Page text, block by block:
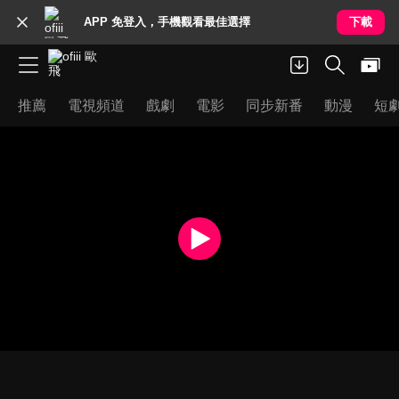
APP 免登入，手機觀看最佳選擇 下載
推薦 電視頻道 戲劇 電影 同步新番 動漫 短